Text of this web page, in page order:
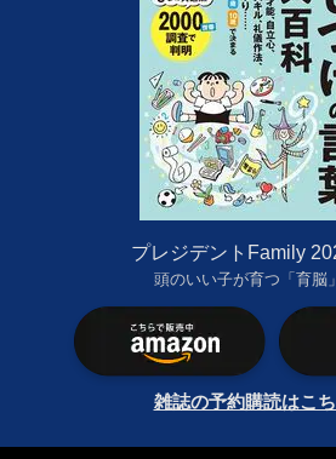
プレジデントFamily
頭のいい子が育つ「育脳
雑誌の予約購読はこ